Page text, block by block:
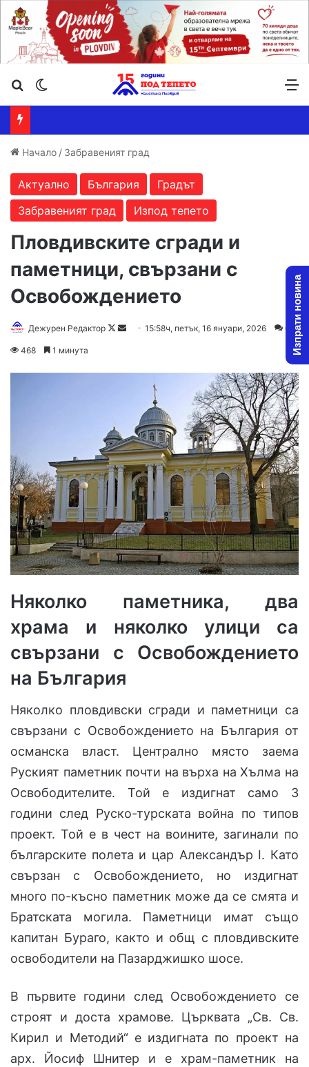
Търсене ...
Начало / Забравеният град
Актуално България
Градът
Забравеният град
Изпод тепето
Пловдивските сгради и
паметници, свързани с
Освобождението
Дежурен Редактор
Follow
Send15:58ч, петък, 16 януари, 2026 0
468 1 минута
Няколко паметника, два
храма и няколкоулици са
свързани с Освобождението
на България
Няколко пловдивски сгради и паметници са
свързани с Освобождението на България от
османска власт. Централно място заема
Руският паметник почти на върха на Хълма на
Освободителите. Той е издигнат само 3
години след Руско-турската война по типов
проект. Той е в чест на воините, загинали по
българските полета и цар Александър I. Като
свързан с Освобождението, но издигнат
много по-късно паметник може да се смята и
Братската могила. Паметници имат също
капитан Бураго, както и общ с пловдивските
освободители на Пазарджишко шосе.
В първите години след Освобождението се
строят и доста храмове. Църквата „Св. Св.
Кирил и Методий“ е издигната по проект на
арх. Йосиф Шнитер и е храм-паметник на
Изпрати новина